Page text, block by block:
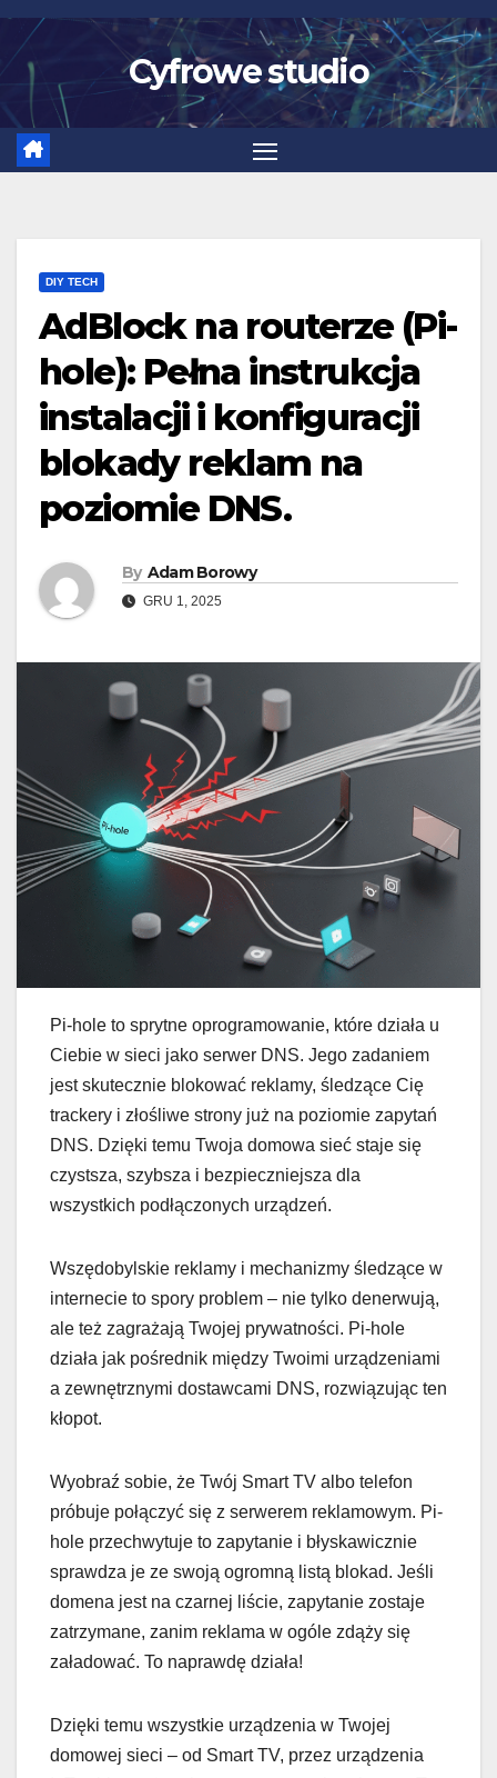
Skip
content
Cyfrowe studio
DIY TECH
AdBlock na routerze (Pi-
hole): Pełna instrukcja
instalacji i konfiguracji
blokady reklam na
poziomie DNS.
By Adam Borowy
GRU 1, 2025
Pi-hole to sprytne oprogramowanie, które działa u
Ciebie w sieci jako serwer DNS. Jego zadaniem
jest skutecznie blokować reklamy, śledzące Cię
trackery i złośliwe strony już na poziomie zapytań
DNS. Dzięki temu Twoja domowa sieć staje się
czystsza, szybsza i bezpieczniejsza dla
wszystkich podłączonych urządzeń.
Wszędobylskie reklamy i mechanizmy śledzące w
internecie to spory problem – nie tylko denerwują,
ale też zagrażają Twojej prywatności. Pi-hole
działa jak pośrednik między Twoimi urządzeniami
a zewnętrznymi dostawcami DNS, rozwiązując ten
kłopot.
Wyobraź sobie, że Twój Smart TV albo telefon
próbuje połączyć się z serwerem reklamowym. Pi-
hole przechwytuje to zapytanie i błyskawicznie
sprawdza je ze swoją ogromną listą blokad. Jeśli
domena jest na czarnej liście, zapytanie zostaje
zatrzymane, zanim reklama w ogóle zdąży się
załadować. To naprawdę działa!
Dzięki temu wszystkie urządzenia w Twojej
domowej sieci – od Smart TV, przez urządzenia